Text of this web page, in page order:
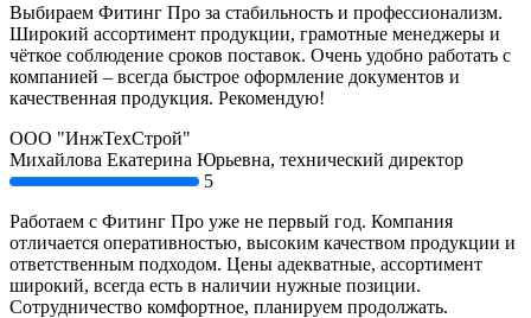
Выбираем Фитинг Про за стабильность и профессионализм.
Широкий ассортимент продукции, грамотные менеджеры и
чёткое соблюдение сроков поставок. Очень удобно работать с
компанией – всегда быстрое оформление документов и
качественная продукция. Рекомендую!
ООО "ИнжТехСтрой"
Михайлова Екатерина Юрьевна, технический директор
5
Работаем с Фитинг Про уже не первый год. Компания
отличается оперативностью, высоким качеством продукции и
ответственным подходом. Цены адекватные, ассортимент
широкий, всегда есть в наличии нужные позиции.
Сотрудничество комфортное, планируем продолжать.